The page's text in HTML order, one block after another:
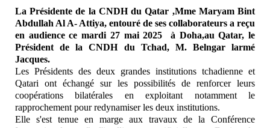
La Présidente de la CNDH du Qatar ,Mme Maryam Bint
Abdullah Al A- Attiya, entouré de ses collaborateurs a reçu
en audience ce mardi 27 mai 2025 à Doha,au Qatar, le
Président de la CNDH du Tchad, M. Belngar larmé
Jacques.
Les Présidents des deux grandes institutions tchadienne et
Qatari ont échangé sur les possibilités de renforcer leurs
coopérations bilatérales en exploitant notamment le
rapprochement pour redynamiser les deux institutions.
Elle s'est tenue en marge aux travaux de la Conférence